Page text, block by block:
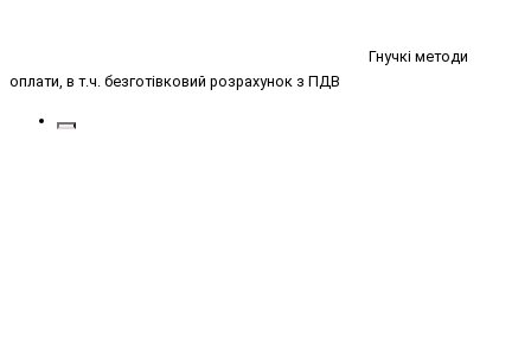
Гнучкі методи
оплати, в т.ч. безготівковий розрахунок з ПДВ